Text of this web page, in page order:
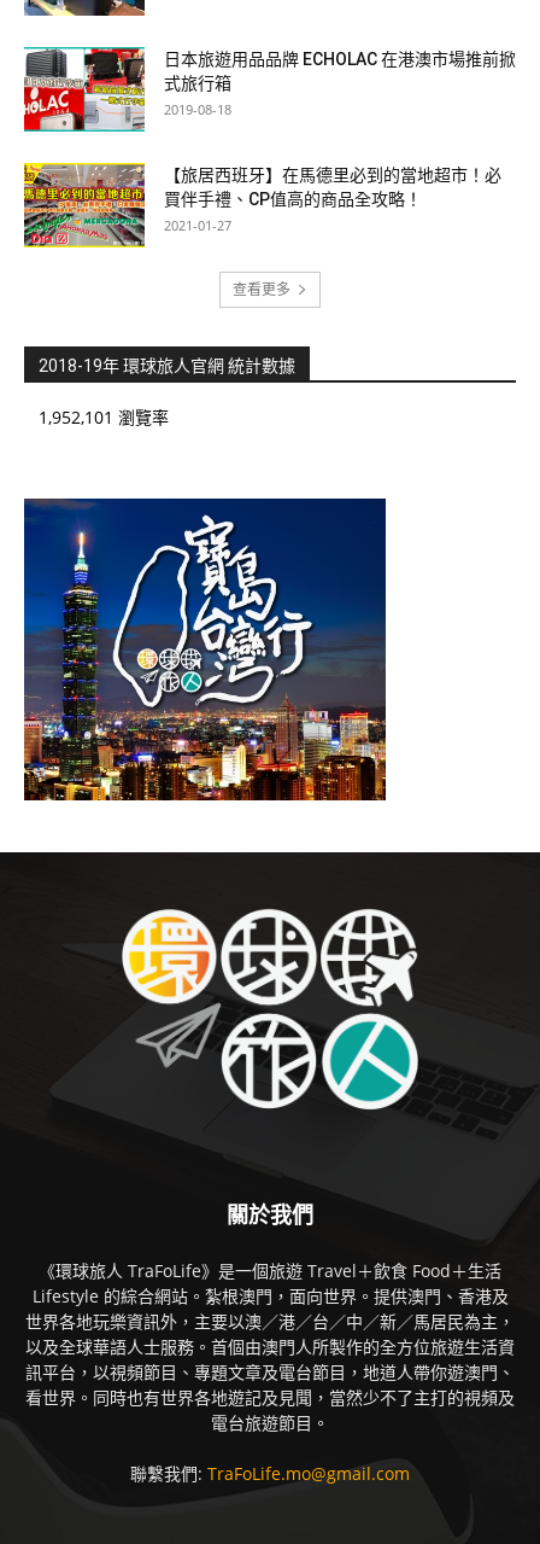
日本旅遊用品品牌 ECHOLAC 在港澳市場推前掀
式旅行箱
2019-08-18
【旅居西班牙】在馬德里必到的當地超市！必
買伴手禮、CP值高的商品全攻略！
2021-01-27
查看更多
2018-19年 環球旅人官網 統計數據
1,952,101 瀏覽率
關於我們
《環球旅人 TraFoLife》是一個旅遊 Travel＋飲食 Food＋生活
Lifestyle 的綜合網站。紮根澳門，面向世界。提供澳門、香港及
世界各地玩樂資訊外，主要以澳／港／台／中／新／馬居民為主，
以及全球華語人士服務。首個由澳門人所製作的全方位旅遊生活資
訊平台，以視頻節目、專題文章及電台節目，地道人帶你遊澳門、
看世界。同時也有世界各地遊記及見聞，當然少不了主打的視頻及
電台旅遊節目。
聯繫我們: TraFoLife.mo@gmail.com